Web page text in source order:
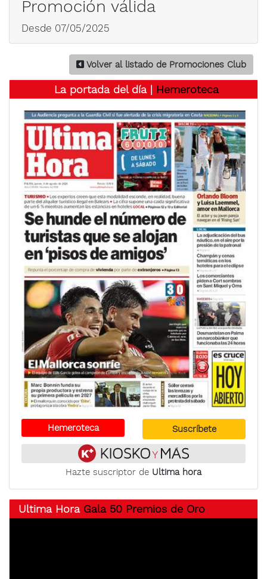
Promoción válida
Desde 07/05/2025
Volver al listado de Promociones Club
La portada del día | Hemeroteca
Hemeroteca Suscríbete
Hazte suscriptor de Ultima hora
Ultima Hora Gala 50 Premios de Oro